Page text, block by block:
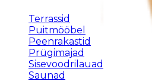
Terrassid
Puitmööbel
Peenrakastid
Prügimajad
Sisevoodrilauad
Saunad